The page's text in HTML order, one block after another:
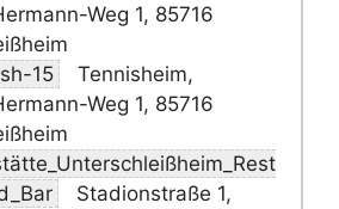
Weg 1, 85716
15
Tennisheim,
Weg 1, 85716
Stadionstraße 1,